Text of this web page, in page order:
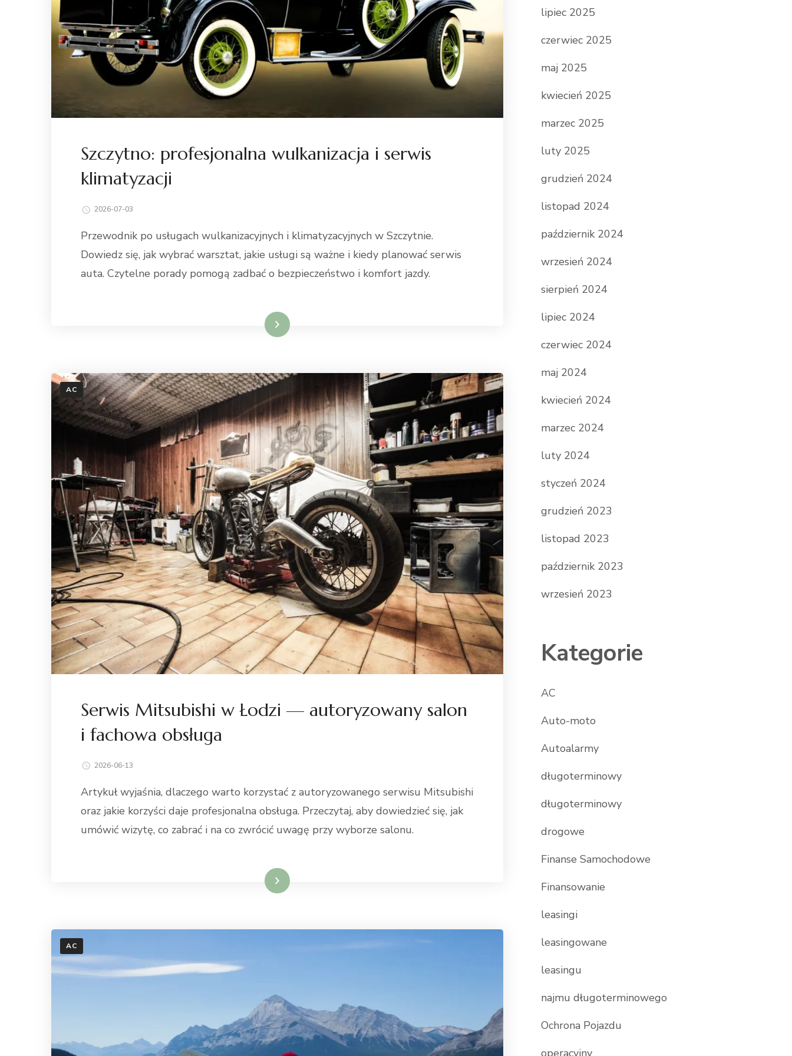
Szczytno: profesjonalna wulkanizacja i serwis
klimatyzacji
2026-07-03
Przewodnik po usługach wulkanizacyjnych i klimatyzacyjnych w Szczytnie.
Dowiedz się, jak wybrać warsztat, jakie usługi są ważne i kiedy planować serwis
auta. Czytelne porady pomogą zadbać o bezpieczeństwo i komfort jazdy.
Dowiedz się więcej
AC
Serwis Mitsubishi w Łodzi — autoryzowany salon
i fachowa obsługa
2026-06-13
Artykuł wyjaśnia, dlaczego warto korzystać z autoryzowanego serwisu Mitsubishi
oraz jakie korzyści daje profesjonalna obsługa. Przeczytaj, aby dowiedzieć się, jak
umówić wizytę, co zabrać i na co zwrócić uwagę przy wyborze salonu.
Dowiedz się więcej
AC
lipiec 2025
czerwiec 2025
maj 2025
kwiecień 2025
marzec 2025
luty 2025
grudzień 2024
listopad 2024
październik 2024
wrzesień 2024
sierpień 2024
lipiec 2024
czerwiec 2024
maj 2024
kwiecień 2024
marzec 2024
luty 2024
styczeń 2024
grudzień 2023
listopad 2023
październik 2023
wrzesień 2023
Kategorie
AC
Auto-moto
Autoalarmy
długoterminowy
długoterminowy
drogowe
Finanse Samochodowe
Finansowanie
leasingi
leasingowane
leasingu
najmu długoterminowego
Ochrona Pojazdu
operacyjny